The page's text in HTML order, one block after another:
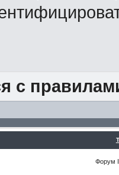
с
Форум